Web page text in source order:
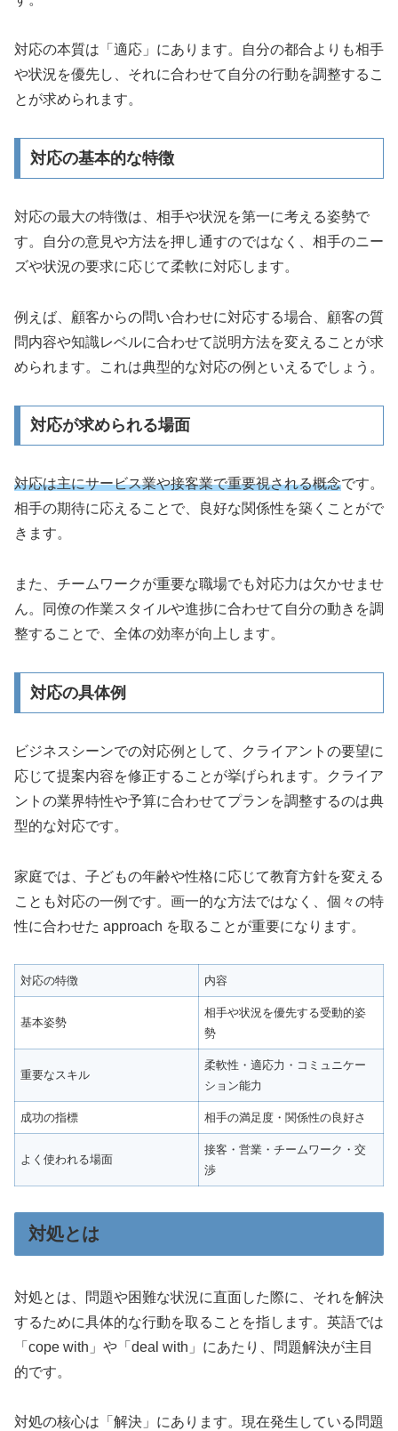
対応の本質は「適応」にあります。自分の都合よりも相手
や状況を優先し、それに合わせて自分の行動を調整するこ
とが求められます。
対応の基本的な特徴
対応の最大の特徴は、相手や状況を第一に考える姿勢で
す。自分の意見や方法を押し通すのではなく、相手のニー
ズや状況の要求に応じて柔軟に対応します。
例えば、顧客からの問い合わせに対応する場合、顧客の質
問内容や知識レベルに合わせて説明方法を変えることが求
められます。これは典型的な対応の例といえるでしょう。
対応が求められる場面
対応は主にサービス業や接客業で重要視される概念です。
相手の期待に応えることで、良好な関係性を築くことがで
きます。
また、チームワークが重要な職場でも対応力は欠かせませ
ん。同僚の作業スタイルや進捗に合わせて自分の動きを調
整することで、全体の効率が向上します。
対応の具体例
ビジネスシーンでの対応例として、クライアントの要望に
応じて提案内容を修正することが挙げられます。クライア
ントの業界特性や予算に合わせてプランを調整するのは典
型的な対応です。
家庭では、子どもの年齢や性格に応じて教育方針を変える
ことも対応の一例です。画一的な方法ではなく、個々の特
性に合わせた approach を取ることが重要になります。
対応の特徴 内容
基本姿勢
相手や状況を優先する受動的姿
勢
重要なスキル
柔軟性・適応力・コミュニケー
ション能力
成功の指標 相手の満足度・関係性の良好さ
よく使われる場面
接客・営業・チームワーク・交
渉
対処とは
対処とは、問題や困難な状況に直面した際に、それを解決
するために具体的な行動を取ることを指します。英語では
「cope with」や「deal with」にあたり、問題解決が主目
的です。
対処の核心は「解決」にあります。現在発生している問題